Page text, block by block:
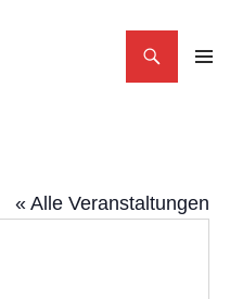
« Alle Veranstaltungen